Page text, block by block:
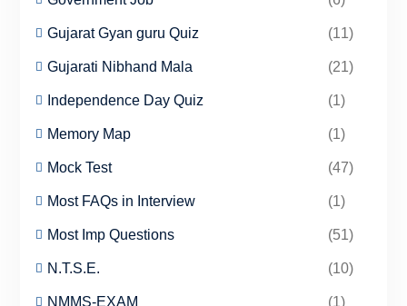
Gujarat Gyan guru Quiz (11)
Gujarati Nibhand Mala (21)
Independence Day Quiz (1)
Memory Map (1)
Mock Test (47)
Most FAQs in Interview (1)
Most Imp Questions (51)
N.T.S.E. (10)
NMMS-EXAM (1)